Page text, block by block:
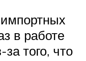
в работе
за того, что